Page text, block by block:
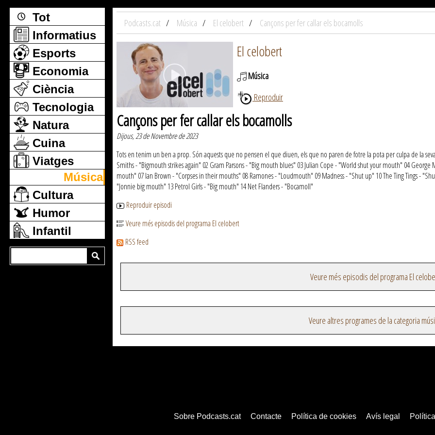
Tot
Informatius
Esports
Economia
Ciència
Tecnologia
Natura
Cuina
Viatges
Música
Cultura
Humor
Infantil
Podcasts.cat Música El celobert Cançons per fer callar els bocamolls
El celobert
Música
Reproduir
Cançons per fer callar els bocamolls
Dijous, 23 de Novembre de 2023
Tots en tenim un ben a prop. Són aquests que no pensen el que diuen, els que no paren de fotre la pota per culpa de la
Smiths - "Bigmouth strikes again" 02 Gram Parsons - "Big mouth blues" 03 Julian Cope - "World shut your mouth" 04
mouth" 07 Ian Brown - "Corpses in their mouths" 08 Ramones - "Loudmouth" 09 Madness - "Shut up" 10 The Ting Tings -
"Jonnie big mouth" 13 Petrol Girls - "Big mouth" 14 Net Flanders - "Bocamoll"
Reproduir episodi
Veure més episodis del programa El celobert
RSS feed
Veure més episodis del programa El
Veure altres programes de la categoria
Sobre Podcasts.cat Contacte Política de cookies Avís legal